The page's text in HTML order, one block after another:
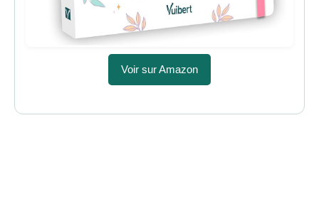
Voir sur Amazon